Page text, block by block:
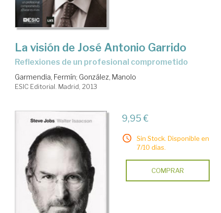
La visión de José Antonio Garrido
reflexiones de un profesional comprometido
Garmendia, Fermín; González, Manolo
ESIC Editorial. Madrid, 2013
9,95 €
Sin Stock. Disponible en
7/10 días.
COMPRAR